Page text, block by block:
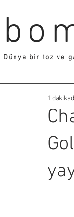
Dünya bir toz ve
1